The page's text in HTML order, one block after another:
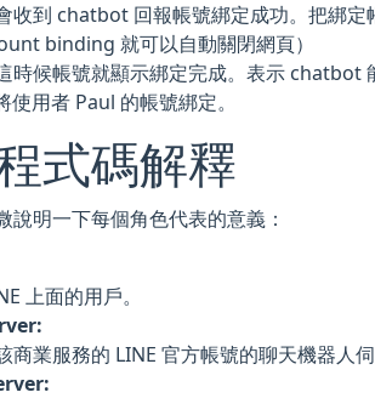
收到 chatbot 回報帳號綁定成功。把綁
binding 就可以自動關閉網頁）
時候帳號就顯示綁定完成。表示 chatbot
用者 Paul 的帳號綁定。
式碼解釋
說明一下每個角色代表的意義：
上面的用戶。
商業服務的 LINE 官方帳號的聊天機器人伺